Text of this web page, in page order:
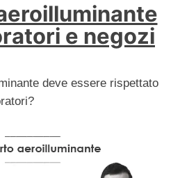
e negozi
deve essere rispettato